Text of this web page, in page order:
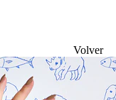
Volver